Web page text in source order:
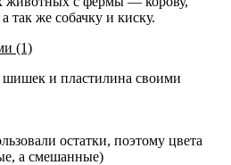
так же собачку и киску.
шишек и пластилина своими
остатки, поэтому цвета
а смешанные)